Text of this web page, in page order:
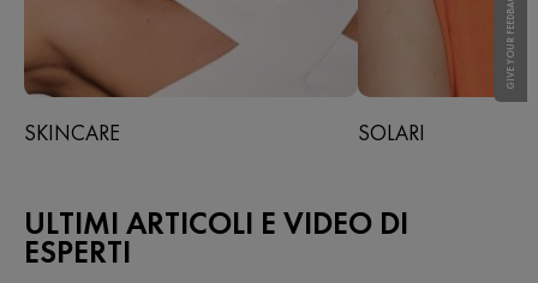
SKINCARE SOLARI
ULTIMI ARTICOLI E VIDEO DI
ESPERTI
GIVE YOUR FEEDBACK !